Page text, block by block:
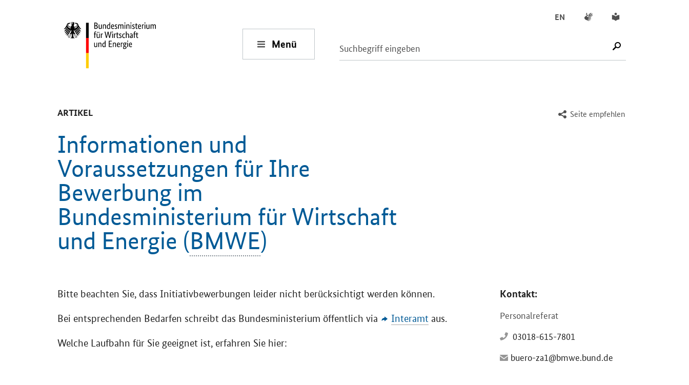
Menü SUCHE STARTEN
EN Gebärdensprache
Leichte Sprache
Seite empfehlen
ARTIKEL
Informationen und
Voraussetzungen für Ihre
Bewerbung im
Bundesministerium für Wirtschaft
und Energie (BMWE)
Bitte beachten Sie, dass Initiativbewerbungen leider nicht berücksichtigt werden können.
Bei entsprechenden Bedarfen schreibt das Bundesministerium öffentlich via Interamtaus.
Welche Laufbahn für Sie geeignet ist, erfahren Sie hier:
Kontakt:
Personalreferat
03018-615-7801
buero-za1@bmwe.bund.de